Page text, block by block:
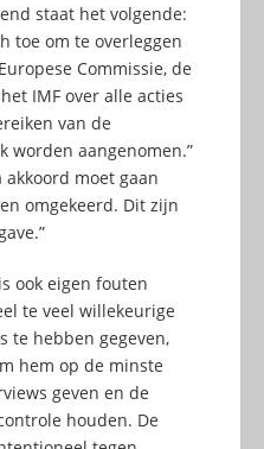
staat het volgende:
toe om te overleggen
Commissie, de
IMF over alle acties
van de
worden aangenomen.”
moet gaan
omgekeerd. Dit zijn
ook eigen fouten
te veel willekeurige
te hebben gegeven,
hem op de minste
geven en de
houden. De